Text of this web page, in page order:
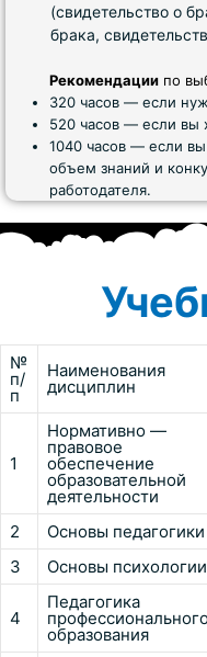
(свидетельство о
брака,
Рекомендации по
320 часов — если
520 часов — если вы
1040 часов — если
объем знаний и
работодателя.
№
п/
п
Наименования
дисциплин
1
Нормативно —
правовое
обеспечение
образовательной
деятельности
2 Основы педагогики
3
Основы психологии
4
Педагогика
образования